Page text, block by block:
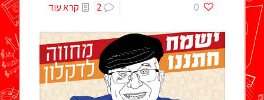
0
2 קרא עוד